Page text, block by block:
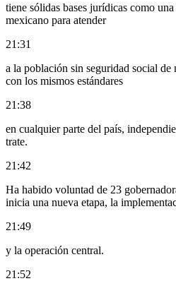
tiene sólidas bases jurídicas como
mexicano para atender
21:31
a la población sin seguridad social
con los mismos estándares
21:38
en cualquier parte del país,
trate.
21:42
Ha habido voluntad de 23
inicia una nueva etapa, la
21:49
y la operación central.
21:52